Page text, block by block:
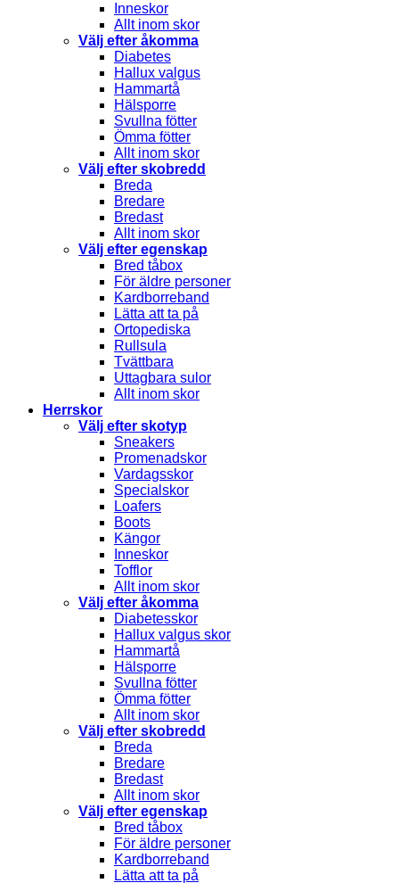
Inneskor
Allt inom skor
Välj efter åkomma
Diabetes
Hallux valgus
Hammartå
Hälsporre
Svullna fötter
Ömma fötter
Allt inom skor
Välj efter skobredd
Breda
Bredare
Bredast
Allt inom skor
Välj efter egenskap
Bred tåbox
För äldre personer
Kardborreband
Lätta att ta på
Ortopediska
Rullsula
Tvättbara
Uttagbara sulor
Allt inom skor
Herrskor
Välj efter skotyp
Sneakers
Promenadskor
Vardagsskor
Specialskor
Loafers
Boots
Kängor
Inneskor
Tofflor
Allt inom skor
Välj efter åkomma
Diabetesskor
Hallux valgus skor
Hammartå
Hälsporre
Svullna fötter
Ömma fötter
Allt inom skor
Välj efter skobredd
Breda
Bredare
Bredast
Allt inom skor
Välj efter egenskap
Bred tåbox
För äldre personer
Kardborreband
Lätta att ta på